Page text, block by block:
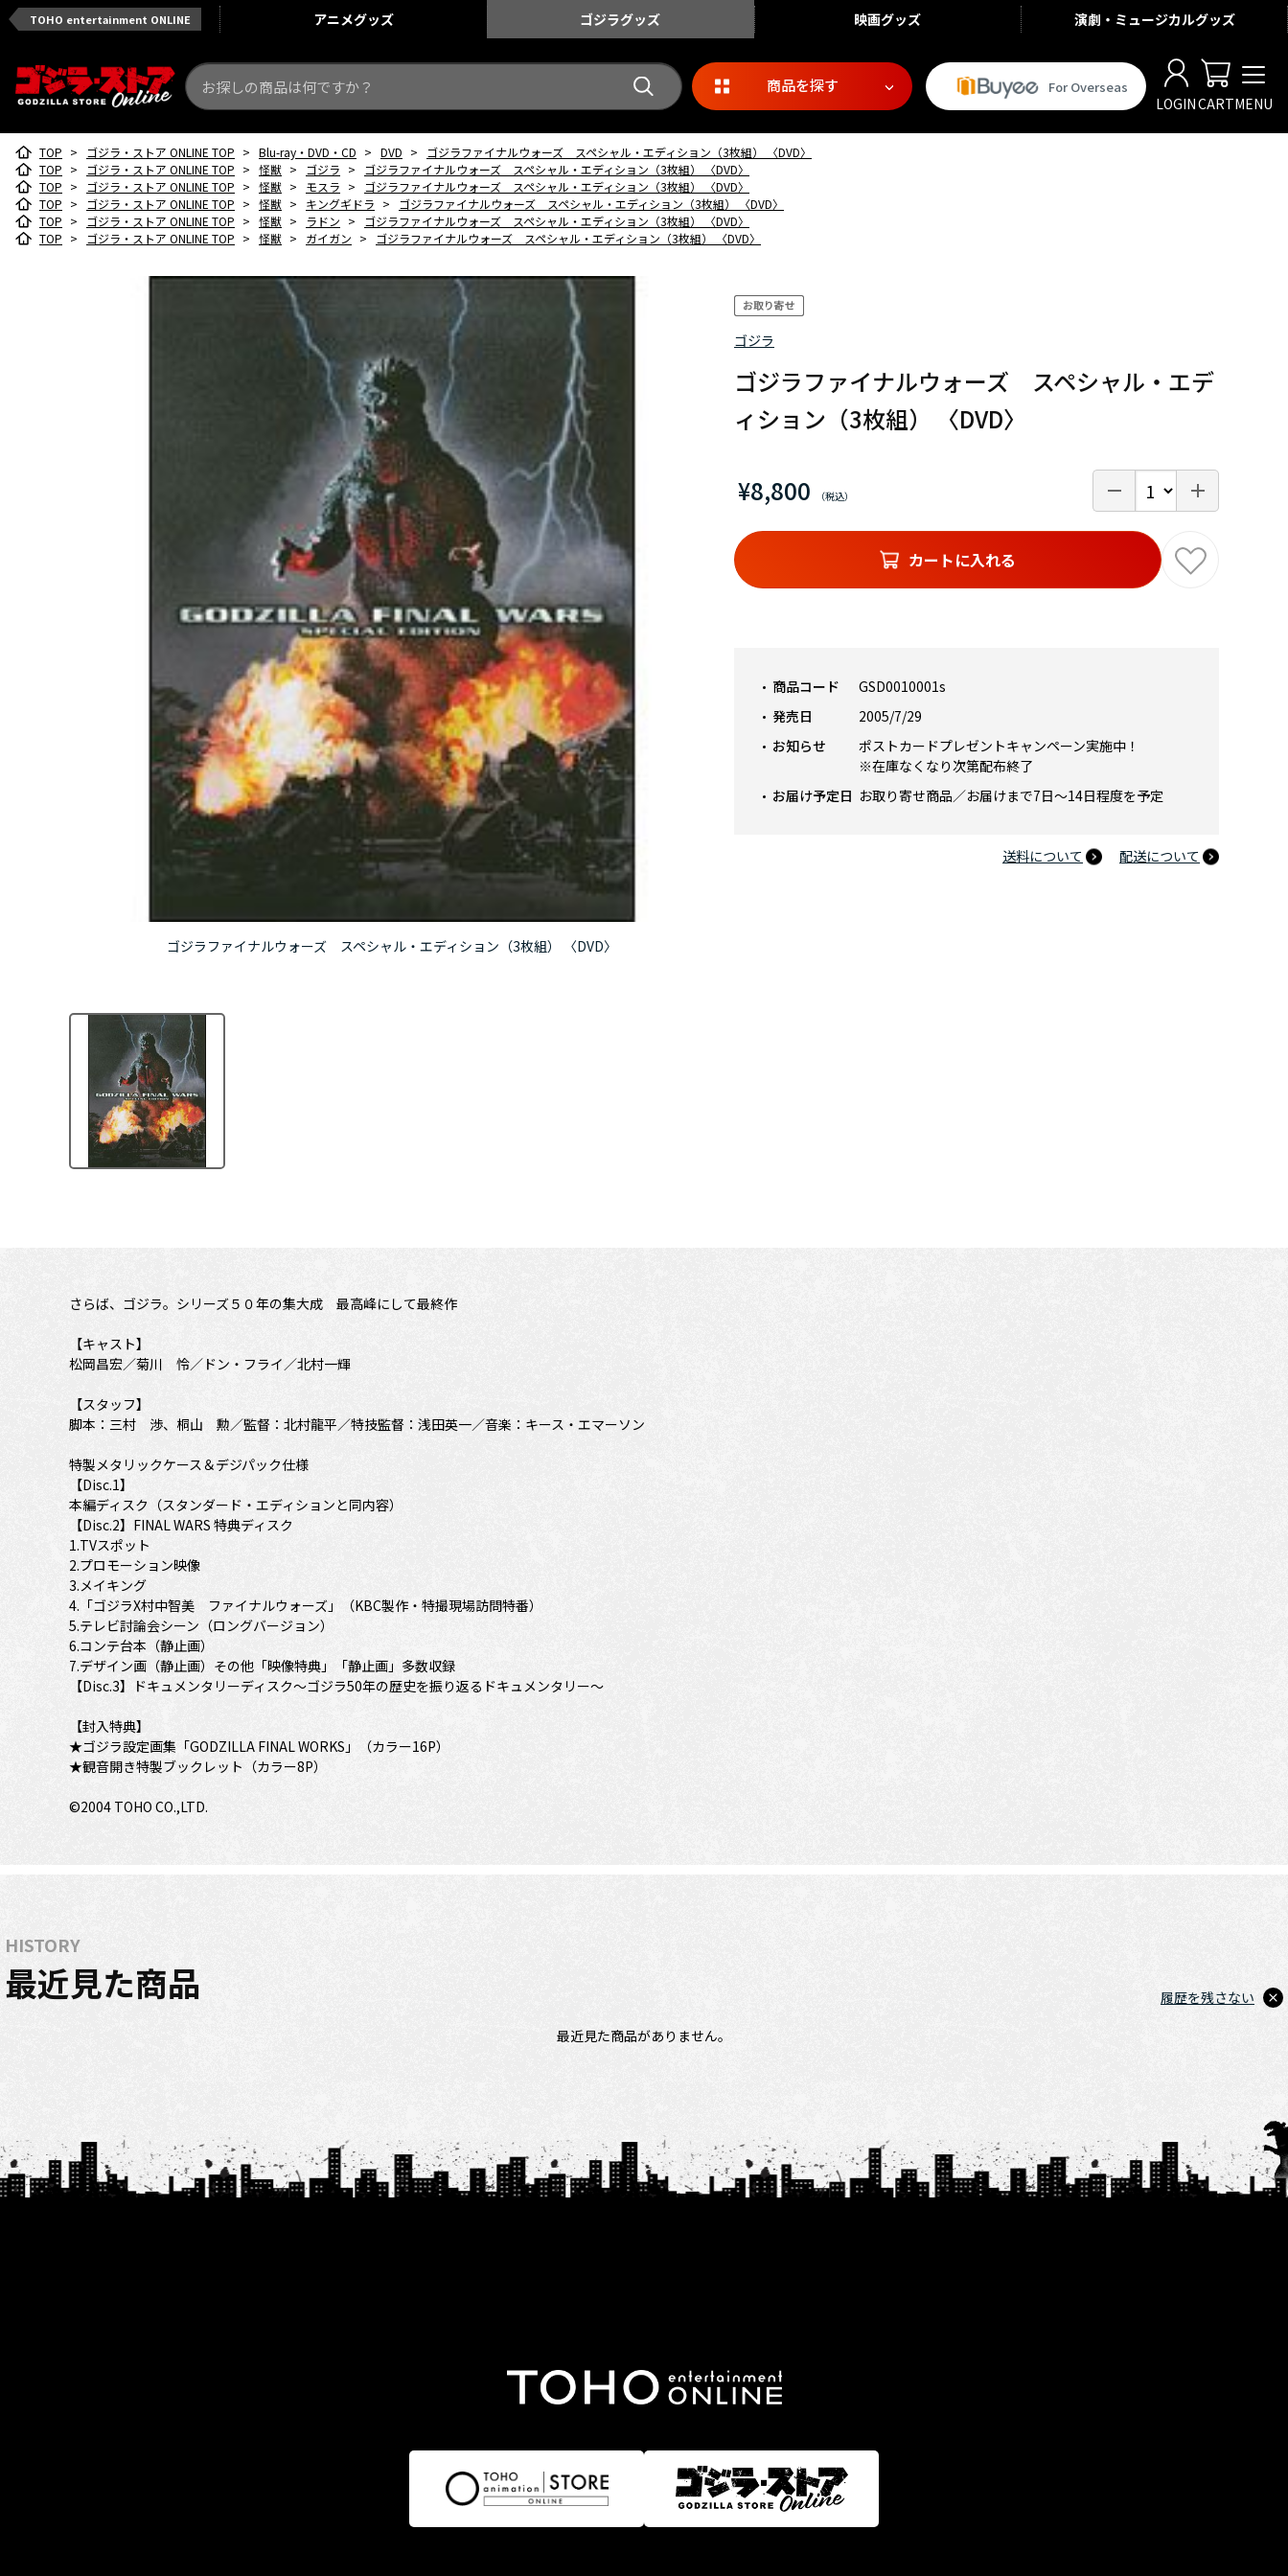
TOHO entertainment ONLINE アニメグッズ ゴジラグッズ 映画グッズ 演劇・ミュージカルグッズ
商品を探す For Overseas
LOGINCARTMENU
TOP > ゴジラ・ストア ONLINE TOP > Blu-ray・DVD・CD > DVD >
ゴジラファイナルウォーズ スペシャル・エディション（3枚組） 〈DVD〉
TOP > ゴジラ・ストア ONLINE TOP > 怪獣 > ゴジラ >
ゴジラファイナルウォーズ スペシャル・エディション（3枚組） 〈DVD〉
TOP > ゴジラ・ストア ONLINE TOP > 怪獣 > モスラ >
ゴジラファイナルウォーズ スペシャル・エディション（3枚組） 〈DVD〉
TOP > ゴジラ・ストア ONLINE TOP > 怪獣 > キングギドラ >
ゴジラファイナルウォーズ スペシャル・エディション（3枚組） 〈DVD〉
TOP > ゴジラ・ストア ONLINE TOP > 怪獣 > ラドン >
ゴジラファイナルウォーズ スペシャル・エディション（3枚組） 〈DVD〉
TOP > ゴジラ・ストア ONLINE TOP > 怪獣 > ガイガン > ゴジラファイナルウォーズ スペシャル・エディション（3枚組） 〈DVD〉
ゴジラファイナルウォーズ スペシャル・エディション（3枚組） 〈DVD〉
ゴジラ
ゴジラファイナルウォーズ スペシャル・エデ
ィション（3枚組） 〈DVD〉
¥8,800
商品コード
GSD0010001s
発売日
2005/7/29
お知らせ
ポストカードプレゼントキャンペーン実施中！
※在庫なくなり次第配布終了
お届け予定日 お取り寄せ商品／お届けまで7日～14日程度を予定
送料について 配送について
カートに入れる
さらば、ゴジラ。シリーズ５０年の集大成 最高峰にして最終作
【キャスト】
松岡昌宏／菊川 怜／ドン・フライ／北村一輝
【スタッフ】
脚本：三村 渉、桐山 勲／監督：北村龍平／特技監督：浅田英一／音楽：キース・エマーソン
特製メタリックケース＆デジパック仕様
【Disc.1】
本編ディスク（スタンダード・エディションと同内容）
【Disc.2】FINAL WARS 特典ディスク
1.TVスポット
2.プロモーション映像
3.メイキング
4.「ゴジラX村中智美 ファイナルウォーズ」（KBC製作・特撮現場訪問特番）
5.テレビ討論会シーン（ロングバージョン）
6.コンテ台本（静止画）
7.デザイン画（静止画）その他「映像特典」「静止画」多数収録
【Disc.3】ドキュメンタリーディスク～ゴジラ50年の歴史を振り返るドキュメンタリー～
【封入特典】
★ゴジラ設定画集「GODZILLA FINAL WORKS」（カラー16P）
★観音開き特製ブックレット（カラー8P）
©2004 TOHO CO.,LTD.
HISTORY
最近見た商品
最近見た商品がありません。
履歴を残さない